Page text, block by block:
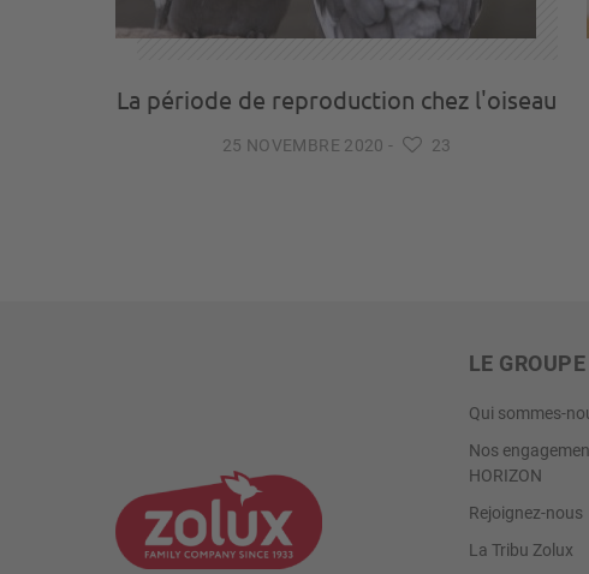
La période de reproduction chez l'oiseau
25 NOVEMBRE 2020 - 23
LE GROUPE
Qui sommes-
Nos
HORIZON
Rejoignez-nous
La Tribu Zolux